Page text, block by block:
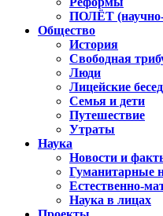
ПОЛЁТ (научно-
Общество
История
Свободная
Люди
Лицейские
Семья и дети
Путешествие
Утраты
Наука
Новости и
Гуманитарные
Естественно-
Наука в лицах